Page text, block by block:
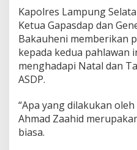
Kapolres Lampung
Ketua Gapasdap dan
Bakauheni memberikan
kepada kedua pahlawan
menghadapi Natal dan
ASDP.
“Apa yang dilakukan oleh
Ahmad Zaahid
biasa.